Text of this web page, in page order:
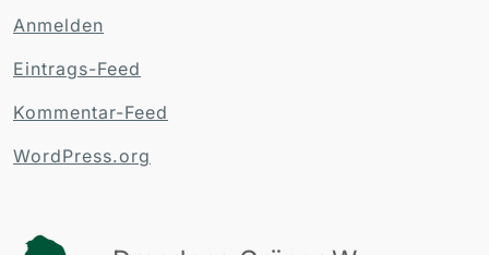
Anmelden
Eintrags-Feed
Kommentar-Feed
WordPress.org